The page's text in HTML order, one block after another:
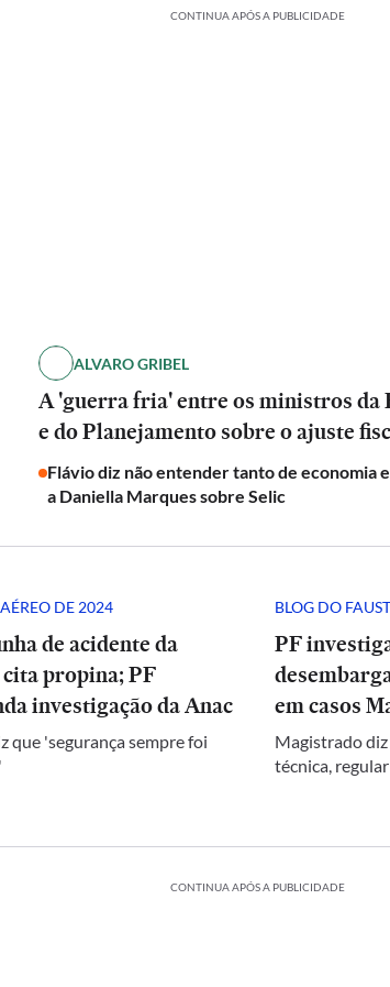
CONTINUA APÓS A PUBLICIDADE
ALVARO GRIBEL
A 'guerra fria' entre os ministros da
e do Planejamento sobre o ajuste
Flávio diz não entender tanto de economia
a Daniella Marques sobre Selic
DE 2024
de acidente da
cita propina; PF
investigação da Anac
que 'segurança sempre foi
BLOG DO
PF
em casos
Magistrado
técnica,
CONTINUA APÓS A PUBLICIDADE